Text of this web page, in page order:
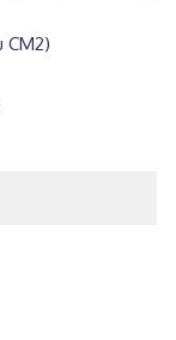
CM2)